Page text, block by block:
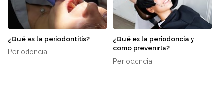
¿Qué es la periodontitis?
Periodoncia
¿Qué es la periodoncia y
cómo prevenirla?
Periodoncia